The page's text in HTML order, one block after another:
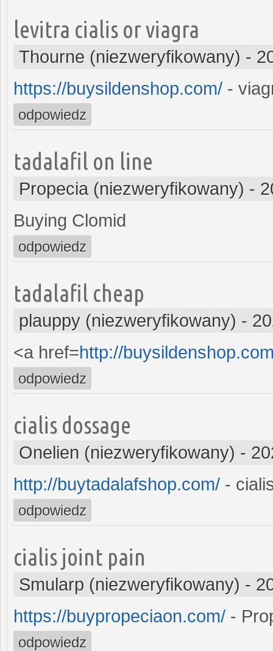
levitra cialis or viagra
Thourne (niezweryfikowany) -
https://buysildenshop.com/ -
odpowiedz
tadalafil on line
Propecia (niezweryfikowany) -
Buying Clomid
odpowiedz
tadalafil cheap
plauppy (niezweryfikowany) -
<a href=http://
odpowiedz
cialis dossage
Onelien (niezweryfikowany) -
http://buytadalafshop.com/ -
odpowiedz
cialis joint pain
Smularp (niezweryfikowany) -
https://buypropeciaon.com/ -
odpowiedz